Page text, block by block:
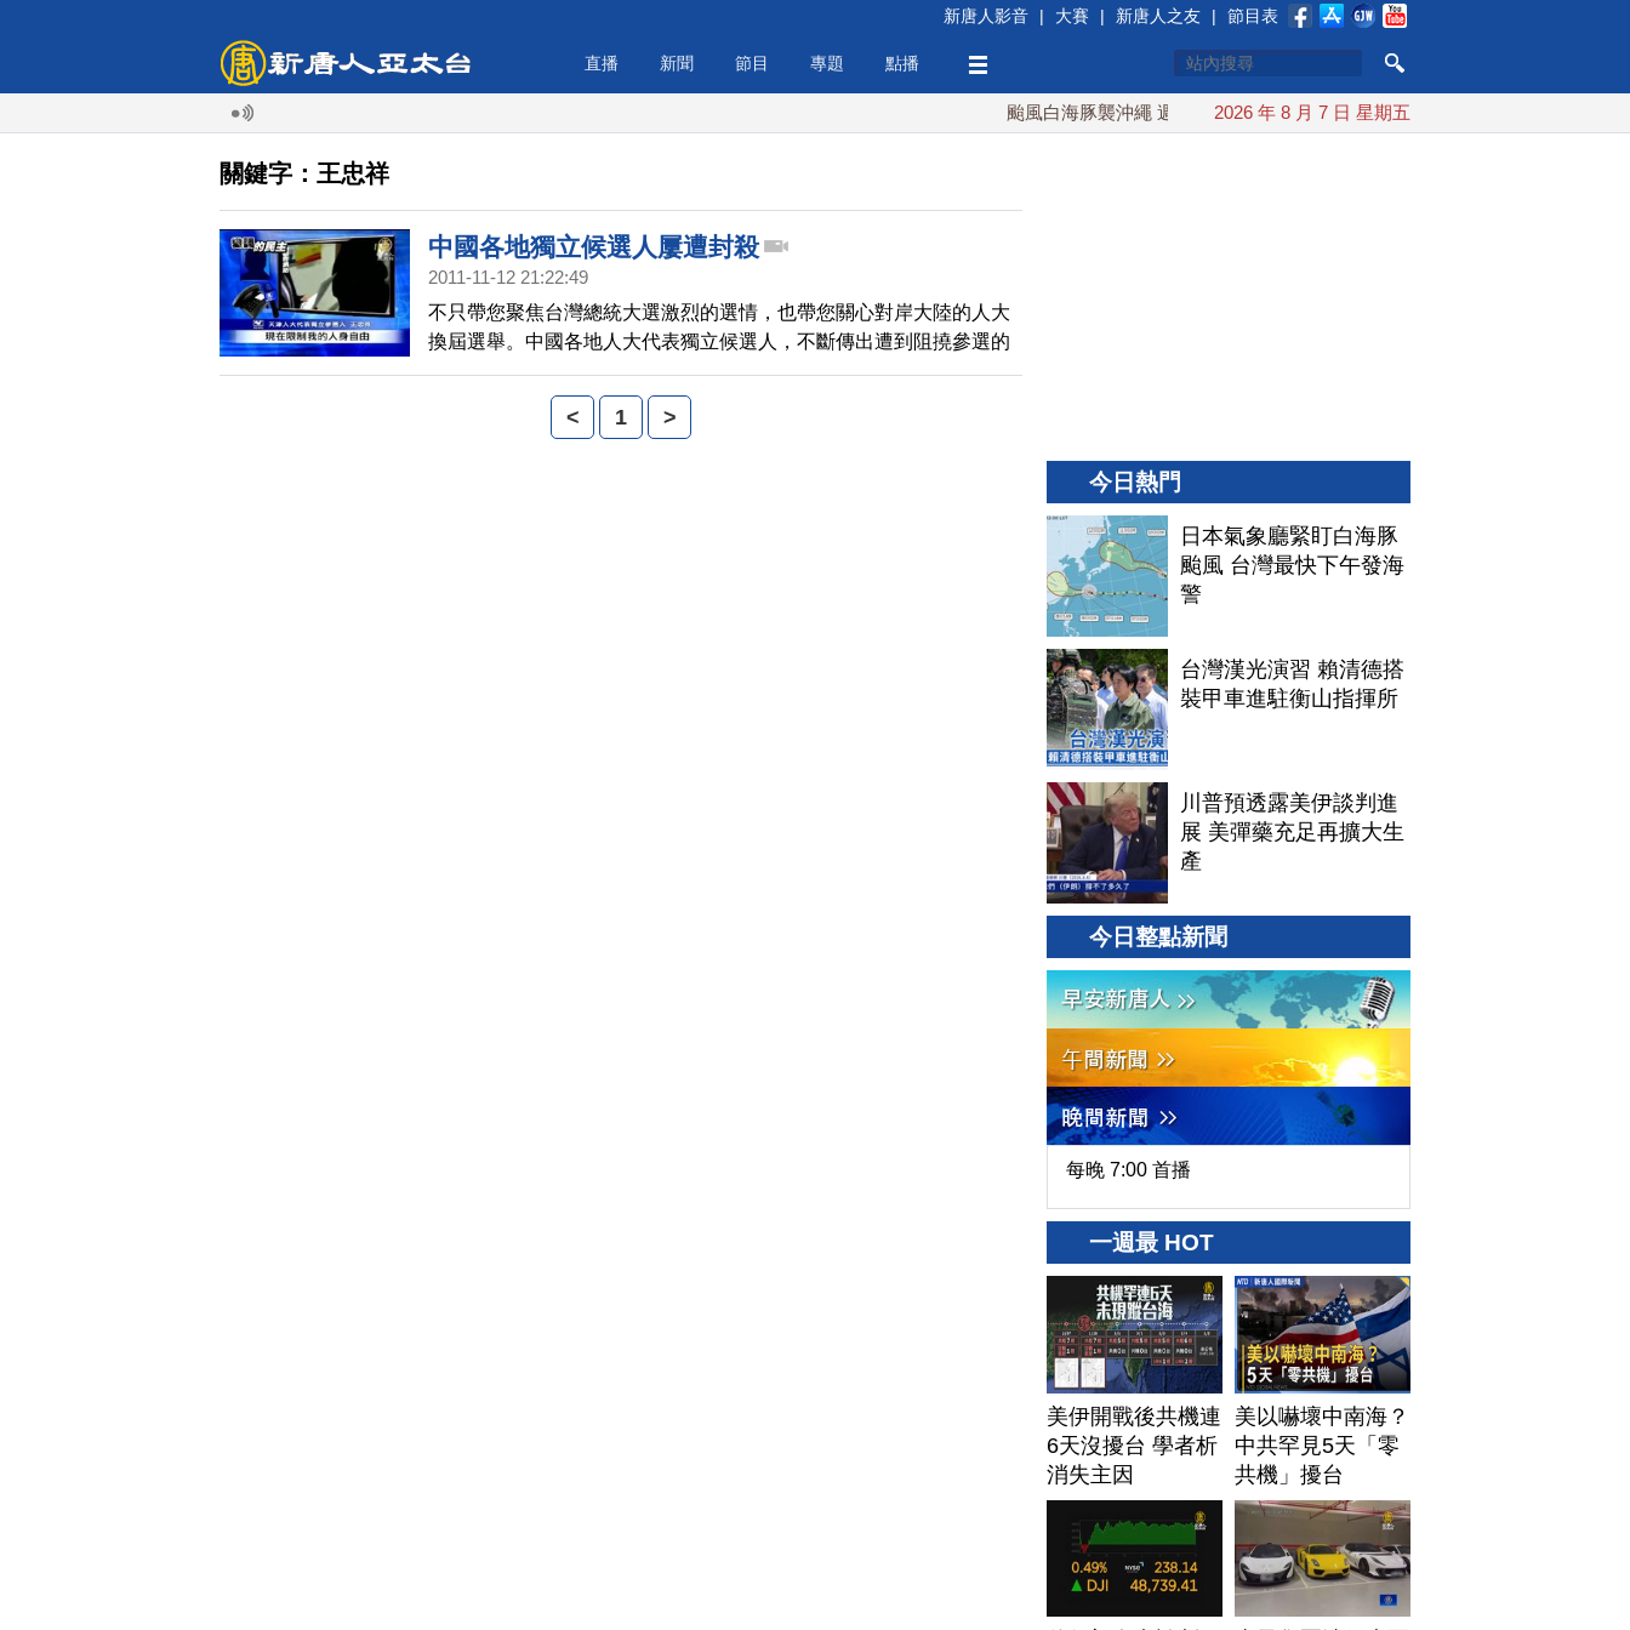
新唐人影音 | 大賽 | 新唐人之友 | 節目表
直播 新聞 節目 專題 點播
颱風白海豚襲沖繩 週末最近台灣 10日登陸浙江
2026 年 8 月 7 日 星期五
關鍵字：王忠祥
中國各地獨立候選人屢遭封殺
2011-11-12 21:22:49
不只帶您聚焦台灣總統大選激烈的選情，也帶您關心對岸大陸的人大
換屆選舉。中國各地人大代表獨立候選人，不斷傳出遭到阻撓參選的
消息，11月8日，成都市雙流縣獨立候選人李維國被毒打，北京獨立
候選人喬木被監控阻撓參選，天津獨立參選人王忠祥表示，必須改變
中國的政治環境，公民的權利才能得到保障。
< 1 >
今日熱門
日本氣象廳緊盯白海豚
颱風 台灣最快下午發海
警
台灣漢光演習 賴清德搭
裝甲車進駐衡山指揮所
川普預透露美伊談判進
展 美彈藥充足再擴大生
產
今日整點新聞
每晚 7:00 首播
一週最 HOT
美伊開戰後共機連
6天沒擾台 學者析
消失主因
美以嚇壞中南海？
中共罕見5天「零
共機」擾台